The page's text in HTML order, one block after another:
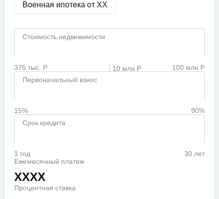
Военная ипотека от XX
Стоимость недвижимости
375 тыс. Р 10 млн Р
100 млн Р
Первоначальный взнос
15%
90%
Срок кредита
1 год
30 лет
Ежемесячный платеж
XXXX
Процентная ставка